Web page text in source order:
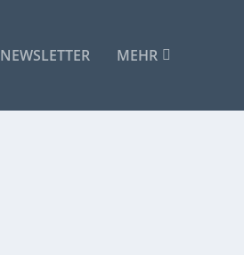
NEWSLETTER MEHR